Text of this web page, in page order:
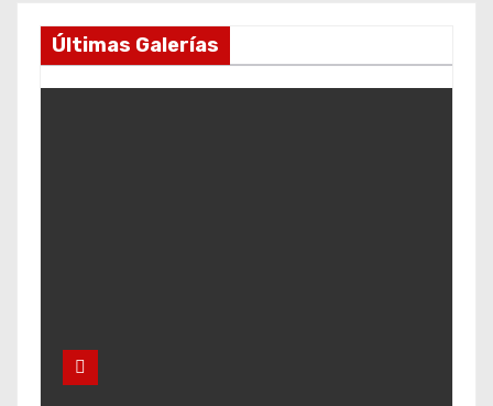
Últimas Galerías